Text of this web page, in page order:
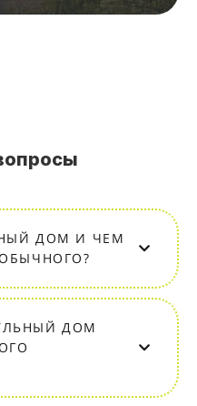
ДОМ И ЧЕМ
ДОМ